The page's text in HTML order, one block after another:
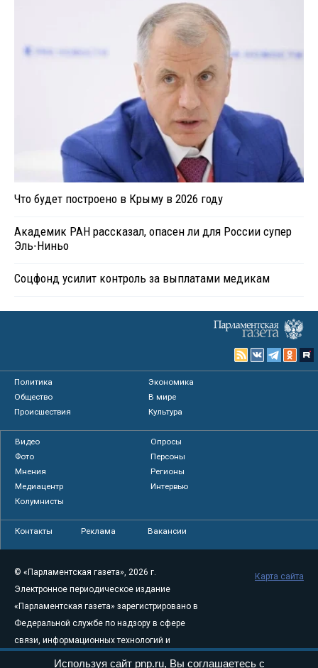
Что будет построено в Крыму в 2026 году
Академик РАН рассказал, опасен ли для России супер
Эль-Ниньо
Соцфонд усилит контроль за выплатами медикам
Политика
Экономика
Общество
В мире
Происшествия
Культура
Видео
Опросы
Фото
Персоны
Мнения
Регионы
Медиацентр
Интервью
Колумнисты
Контакты Реклама Вакансии
© «Парламентская газета», 2026 г.
Электронное периодическое издание
«Парламентская газета» зарегистрировано в
Федеральной службе по надзору в сфере
связи, информационных технологий и
массовых коммуникаций (Роскомнадзор) 05
Карта сайта
Используя сайт pnp.ru, Вы соглашаетесь с